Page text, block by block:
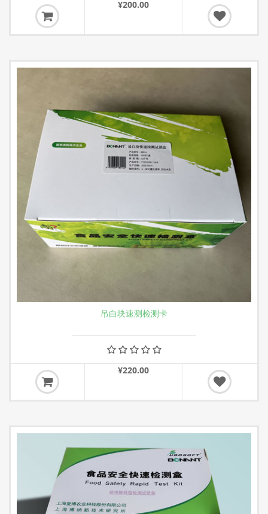
¥200.00
吊白块速测检测卡
¥220.00